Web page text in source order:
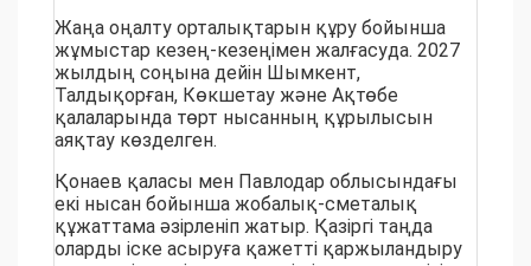
Жаңа оңалту орталықтарын құру бойынша
жұмыстар кезең-кезеңімен жалғасуда. 2027
жылдың соңына дейін Шымкент,
Талдықорған, Көкшетау және Ақтөбе
қалаларында төрт нысанның құрылысын
аяқтау көзделген.
Қонаев қаласы мен Павлодар облысындағы
екі нысан бойынша жобалық-сметалық
құжаттама әзірленіп жатыр. Қазіргі таңда
оларды іске асыруға қажетті қаржыландыру